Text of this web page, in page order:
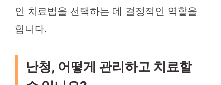
인 치료법을 선택하는 데 결정적인 역할을
합니다.
난청, 어떻게 관리하고 치료할